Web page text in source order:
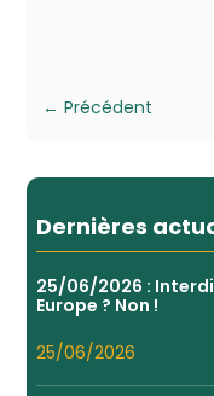
← Précédent
Dernières
25/06/2026 :
Europe ? Non !
25/06/2026